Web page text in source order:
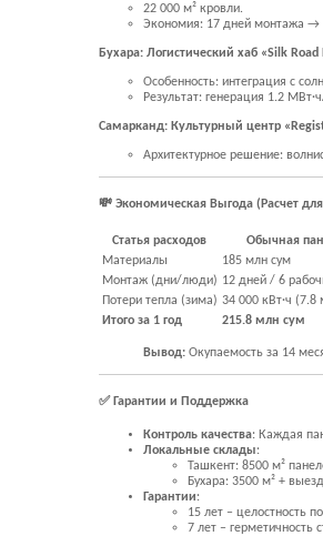
22 000 м² кровли.
Экономия: 17 дней монтажа →
Бухара: Логистический хаб «Silk Road
Особенность: интеграция с
Результат: генерация 1.2
Самарканд: Культурный центр
Архитектурное решение:
💸 Экономическая Выгода (Расчет
Статья расходов
Обычная
Материалы
185 млн сум
Монтаж (дни/люди) 12 дней / 6
Потери тепла (зима) 34 000 кВт·ч (7.8
Итого за 1 год
215.8 млн сум
Вывод: Окупаемость за 14
✅ Гарантии и Поддержка
Контроль качества: Каждая
Локальные склады:
Ташкент: 8500 м²
Бухара: 3500 м² +
Гарантии:
15 лет – целостность
7 лет – герметичность